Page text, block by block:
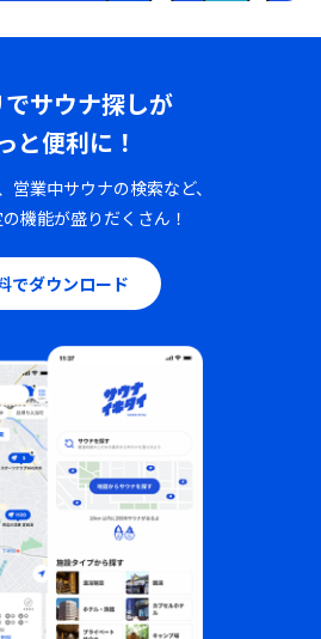
でサウナ探しが
と便利に！
営業中サウナの検索など、
機能が盛りだくさん！
でダウンロード